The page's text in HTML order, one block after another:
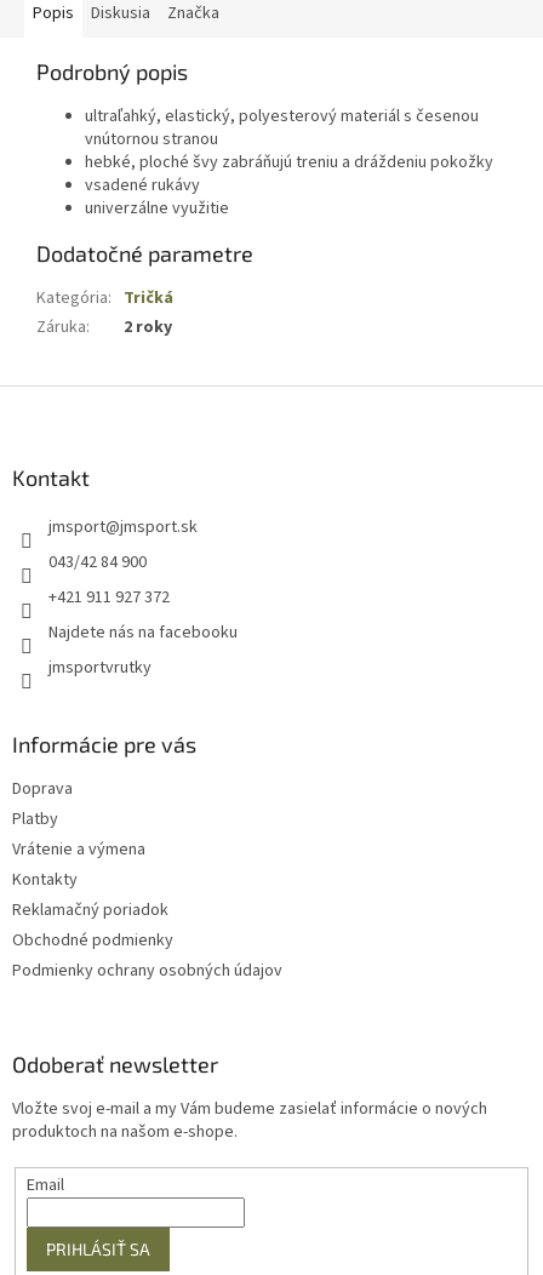
Popis Diskusia Značka
Podrobný popis
ultraľahký, elastický, polyesterový materiál s česenou
vnútornou stranou
hebké, ploché švy zabráňujú treniu a dráždeniu pokožky
vsadené rukávy
univerzálne využitie
Dodatočné parametre
Kategória: Tričká
Záruka: 2 roky
Kontakt
jmsport@jmsport.sk
043/42 84 900
+421 911 927 372
Najdete nás na facebooku
jmsportvrutky
Informácie pre vás
Doprava
Platby
Vrátenie a výmena
Kontakty
Reklamačný poriadok
Obchodné podmienky
Podmienky ochrany osobných údajov
Odoberať newsletter
Vložte svoj e-mail a my Vám budeme zasielať informácie o nových
produktoch na našom e-shope.
Email
PRIHLÁSIŤ SA